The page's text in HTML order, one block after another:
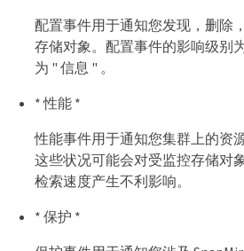
配置事件用于通知您发现，删除
存储对象。配置事件的影响级别
为 " 信息 " 。
* 性能 *
性能事件用于通知您集群上的资
这些状况可能会对受监控存储对
检索速度产生不利影响。
* 保护 *